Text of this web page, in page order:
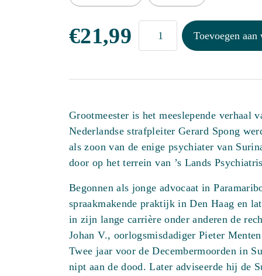
€21,99
Grootmeester
Toevoegen
Grootmeester is het meeslepende verhaal
Nederlandse strafpleiter Gerard Spong
als zoon van de enige psychiater van
door op het terrein van ’s Lands
Begonnen als jonge advocaat in
spraakmakende praktijk in Den Haag en
in zijn lange carrière onder anderen de
Johan V., oorlogsmisdadiger Pieter
Twee jaar voor de Decembermoorden in
nipt aan de dood. Later adviseerde hij de